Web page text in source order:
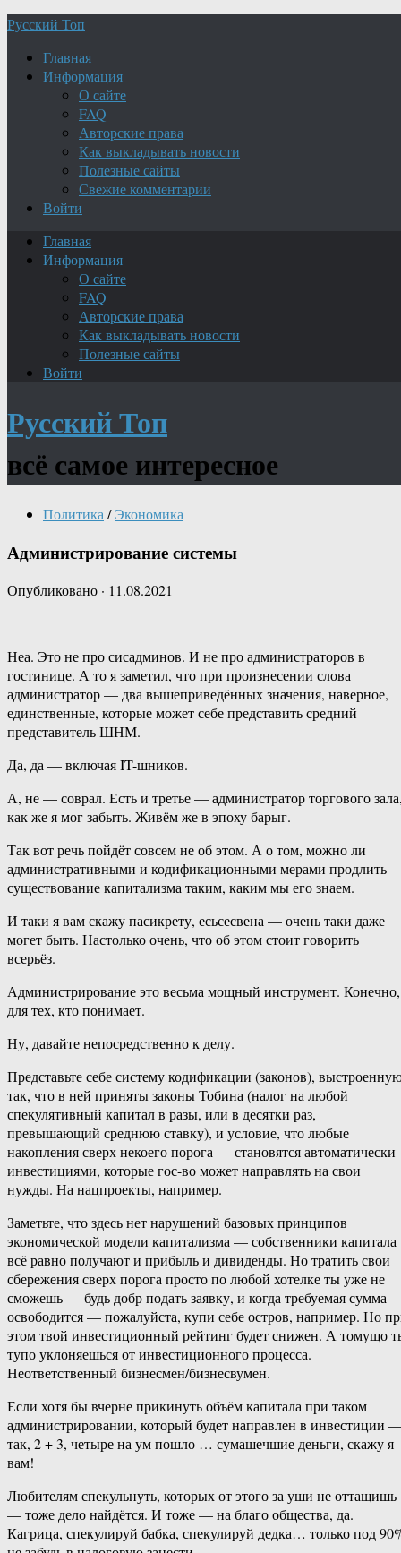
Русский Топ
Главная
Информация
О сайте
FAQ
Авторские права
Как выкладывать новости
Полезные сайты
Свежие комментарии
Войти
Главная
Информация
О сайте
FAQ
Авторские права
Как выкладывать новости
Полезные сайты
Войти
Русский Топ
всё самое интересное
Политика / Экономика
Администрирование системы
Опубликовано · 11.08.2021
Неа. Это не про сисадминов. И не про администраторов в
гостинице. А то я заметил, что при произнесении слова
администратор — два вышеприведённых значения, наверное,
единственные, которые может себе представить средний
представитель ШНМ.
Да, да — включая IT-шников.
А, не — соврал. Есть и третье — администратор торгового
как же я мог забыть. Живём же в эпоху барыг.
Так вот речь пойдёт совсем не об этом. А о том, можно ли
административными и кодификационными мерами продлить
существование капитализма таким, каким мы его знаем.
И таки я вам скажу пасикрету, есьсесвена — очень таки даже
могет быть. Настолько очень, что об этом стоит говорить
всерьёз.
Администрирование это весьма мощный инструмент. Конечно,
для тех, кто понимает.
Ну, давайте непосредственно к делу.
Представьте себе систему кодификации (законов),
так, что в ней приняты законы Тобина (налог на любой
спекулятивный капитал в разы, или в десятки раз,
превышающий среднюю ставку), и условие, что любые
накопления сверх некоего порога — становятся автоматически
инвестициями, которые гос-во может направлять на свои
нужды. На нацпроекты, например.
Заметьте, что здесь нет нарушений базовых принципов
экономической модели капитализма — собственники капитала
всё равно получают и прибыль и дивиденды. Но тратить свои
сбережения сверх порога просто по любой хотелке ты уже не
сможешь — будь добр подать заявку, и когда требуемая сумма
освободится — пожалуйста, купи себе остров, например. Но
этом твой инвестиционный рейтинг будет снижен. А томущо
тупо уклоняешься от инвестиционного процесса.
Неответственный бизнесмен/бизнесвумен.
Если хотя бы вчерне прикинуть объём капитала при таком
администрировании, который будет направлен в инвестиции
так, 2 + 3, четыре на ум пошло … сумашечшие деньги, скажу я
вам!
Любителям спекульнуть, которых от этого за уши не оттащишь
— тоже дело найдётся. И тоже — на благо общества, да.
Кагрица, спекулируй бабка, спекулируй дедка… только под